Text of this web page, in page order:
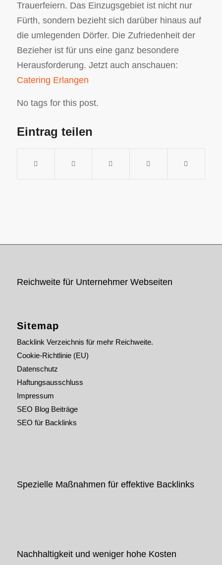
Trauerfeiern. Das Einzugsgebiet ist nicht nur
Fürth, sondern bezieht sich darüber hinaus auf
die umlegenden Dörfer. Die Zufriedenheit der
Bezieher ist für uns eine ganz besondere
Herausforderung. Jetzt auch anschauen:
Catering Erlangen
No tags for this post.
Eintrag teilen
Reichweite für Unternehmer Webseiten
Sitemap
Backlink Verzeichnis für mehr Reichweite.
Cookie-Richtlinie (EU)
Datenschutz
Haftungsausschluss
Impressum
SEO Blog Beiträge
SEO für Backlinks
Spezielle Maßnahmen für effektive Backlinks
Nachhaltigkeit und weniger hohe Kosten